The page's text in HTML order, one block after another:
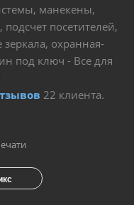
манекены,
посетителей,
охранная-
под ключ - Все для
22 клиента.